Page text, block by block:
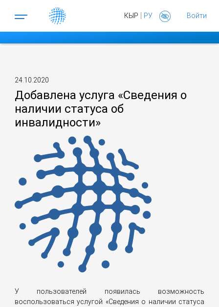
КЫР | РУ Войти
24.10.2020
Добавлена услуга «Сведения о
наличии статуса об
инвалидности»
У пользователей появилась возможность
воспользоваться услугой «Сведения о наличии статуса